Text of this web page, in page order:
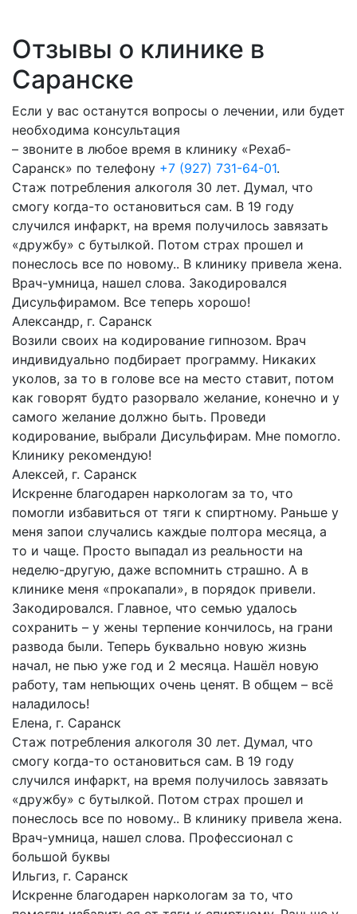
Отзывы о клинике в
Саранске
Если у вас останутся вопросы о лечении, или будет
необходима консультация
– звоните в любое время в клинику «Рехаб-
Саранск» по телефону +7 (927) 731-64-01.
Стаж потребления алкоголя 30 лет. Думал, что
смогу когда-то остановиться сам. В 19 году
случился инфаркт, на время получилось завязать
«дружбу» с бутылкой. Потом страх прошел и
понеслось все по новому.. В клинику привела жена.
Врач-умница, нашел слова. Закодировался
Дисульфирамом. Все теперь хорошо!
Александр, г. Саранск
Возили своих на кодирование гипнозом. Врач
индивидуально подбирает программу. Никаких
уколов, за то в голове все на место ставит, потом
как говорят будто разорвало желание, конечно и у
самого желание должно быть. Проведи
кодирование, выбрали Дисульфирам. Мне помогло.
Клинику рекомендую!
Алексей, г. Саранск
Искренне благодарен наркологам за то, что
помогли избавиться от тяги к спиртному. Раньше у
меня запои случались каждые полтора месяца, а
то и чаще. Просто выпадал из реальности на
неделю-другую, даже вспомнить страшно. А в
клинике меня «прокапали», в порядок привели.
Закодировался. Главное, что семью удалось
сохранить – у жены терпение кончилось, на грани
развода были. Теперь буквально новую жизнь
начал, не пью уже год и 2 месяца. Нашёл новую
работу, там непьющих очень ценят. В общем – всё
наладилось!
Елена, г. Саранск
Стаж потребления алкоголя 30 лет. Думал, что
смогу когда-то остановиться сам. В 19 году
случился инфаркт, на время получилось завязать
«дружбу» с бутылкой. Потом страх прошел и
понеслось все по новому.. В клинику привела жена.
Врач-умница, нашел слова. Профессионал с
большой буквы
Ильгиз, г. Саранск
Искренне благодарен наркологам за то, что